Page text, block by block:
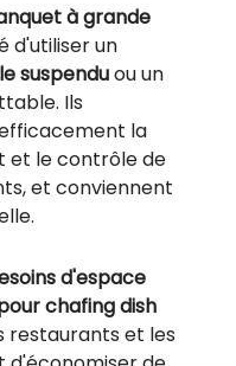
à grande
d'utiliser un
suspenduou un
Ils
la
et le contrôle de
et conviennent
d'espace
chafing dish
restaurants et les